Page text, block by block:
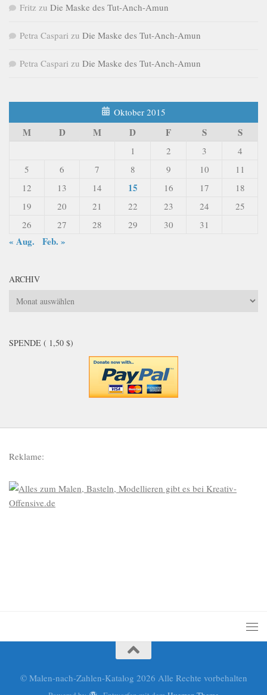
Fritz zu Die Maske des Tut-Anch-Amun
Petra Caspari zu Die Maske des Tut-Anch-Amun
Petra Caspari zu Die Maske des Tut-Anch-Amun
Oktober 2015
M D M D F S S
1 2 3
4
5
6 7 8 9 10
11
12
13 14 15 16 17
18
19
20 21 22 23 24
25
26
27 28 29 30 31
« Aug. Feb. »
ARCHIV
Archiv
SPENDE ( 1,50 $)
Reklame:
© Malen-nach-Zahlen-Katalog 2026 Alle Rechte vorbehalten